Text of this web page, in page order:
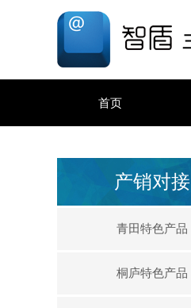
首页
产销对接
青田特色产品
桐庐特色产品